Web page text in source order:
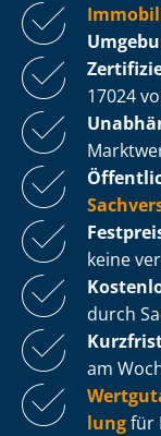
17024
keine
durch
am
lungfür